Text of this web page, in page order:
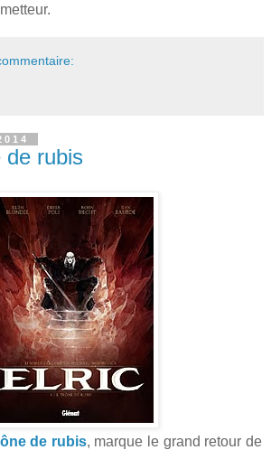
de rubis
de rubis, marque le grand retour de